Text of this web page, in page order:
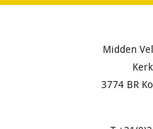
Midden
3774 BR